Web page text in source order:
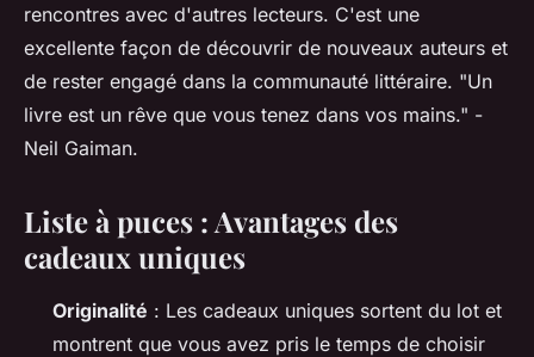
rencontres avec d'autres lecteurs. C'est une
excellente façon de découvrir de nouveaux auteurs et
de rester engagé dans la communauté littéraire. "Un
livre est un rêve que vous tenez dans vos mains." -
Neil Gaiman.
Liste à puces : Avantages des
cadeaux uniques
Originalité : Les cadeaux uniques sortent du lot et
montrent que vous avez pris le temps de choisir